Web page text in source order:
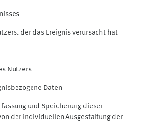
der das Ereignis verursacht hat
Nutzers
Daten
und Speicherung dieser
der individuellen Ausgestaltung der